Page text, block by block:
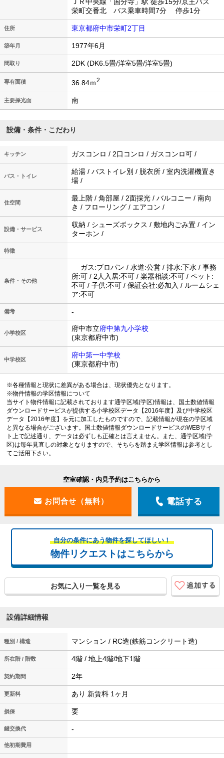
ＪＲ中央線「国分寺」駅 徒歩15分/京王バス
栄町交番北 バス乗車時間7分 停歩1分
住所 東京都府中市栄町2丁目
築年月 1977年6月
間取り 2DK (DK6.5畳/洋室5畳/洋室5畳)
専有面積 36.84ｍ2
主要採光面 南
設備・条件・こだわり
キッチン ガスコンロ / 2口コンロ / ガスコンロ可 /
バス・トイレ
給湯 / バストイレ別 / 脱衣所 / 室内洗濯機置き
場 /
住空間
最上階 / 角部屋 / 2面採光 / バルコニー / 南向
き / フローリング / エアコン /
設備・サービス
収納 / シューズボックス / 敷地内ごみ置 / イン
ターホン /
特徴
条件・その他
ガス:プロパン / 水道:公営 / 排水:下水 / 事務
所:可 / 2人入居:不可 / 楽器相談:不可 / ペット:
不可 / 子供:不可 / 保証会社:必加入 / ルームシェ
ア:不可
備考 -
小学校区
府中市立府中第九小学校
(東京都府中市)
中学校区
府中第一中学校
(東京都府中市)
※各種情報と現状に差異がある場合は、現状優先となります。
※物件情報の学区情報について
当サイト物件情報に記載されております通学区域(学区)情報は、国土数値情報
ダウンロードサービスが提供する小学校区データ【2016年度】及び中学校区
データ【2016年度】を元に加工したものですので、記載情報が現在の学区域
と異なる場合がございます。国土数値情報ダウンロードサービスのWEBサイ
ト上で記述通り、データは必ずしも正確とは言えません。また、通学区域(学
区)は毎年見直しの対象となりますので、そちらを踏まえ学区情報は参考とし
てご活用下さい。
空室確認・内見予約はこちらから
電話する
自分の条件にあう物件を探してほしい！
物件リクエストはこちらから
お気に入り一覧を見る
設備詳細情報
種別 / 構造 マンション / RC造(鉄筋コンクリート造)
所在階 / 階数 4階 / 地上4階/地下1階
契約期間 2年
更新料 あり 新賃料 1ヶ月
損保 要
鍵交換代 -
他初期費用